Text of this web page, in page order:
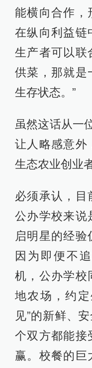
能横向合作，
在纵向利益链
生产者可以联
供菜，那就是
生存状态。”
虽然这话从一
让人略感意外
生态农业创业
必须承认，目
公办学校来说
启明星的经验
因为即便不
机，公办学校
地农场，约
见”的新鲜、
个双方都能接
赢。校餐的巨